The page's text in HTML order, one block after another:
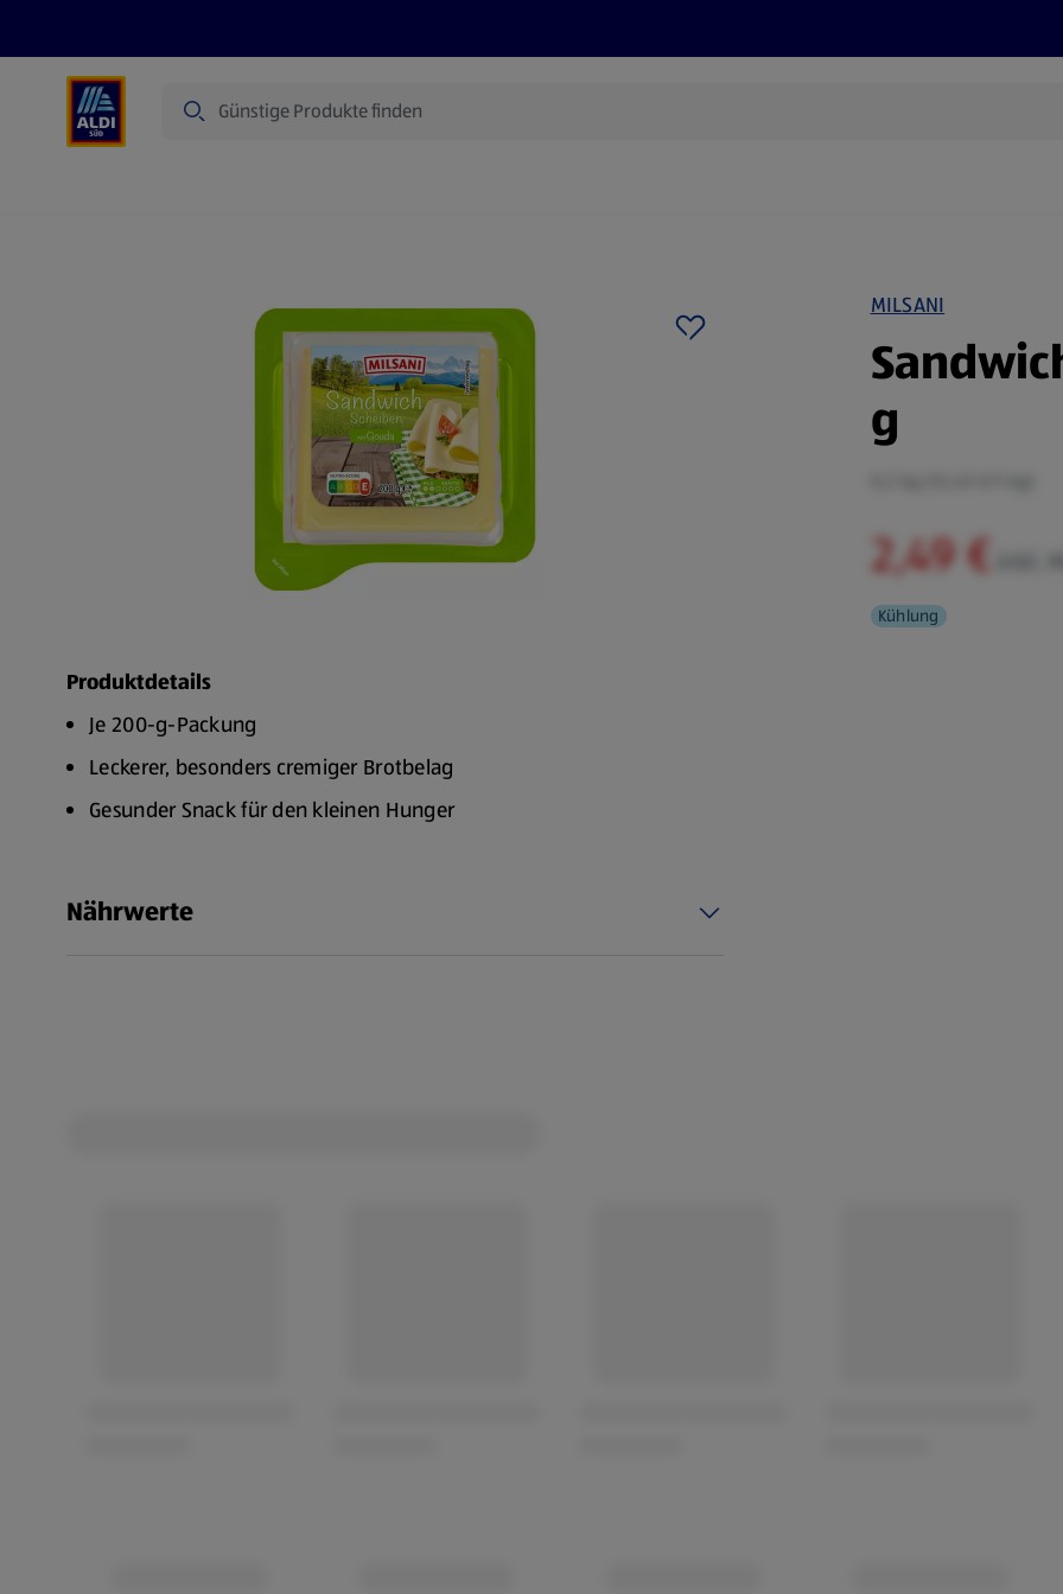
MILSANI
g
2,49 €
Kühlung
Produktdetails
Je 200-g-Packung
Leckerer, besonders cremiger Brotbelag
Gesunder Snack für den kleinen Hunger
Nährwerte